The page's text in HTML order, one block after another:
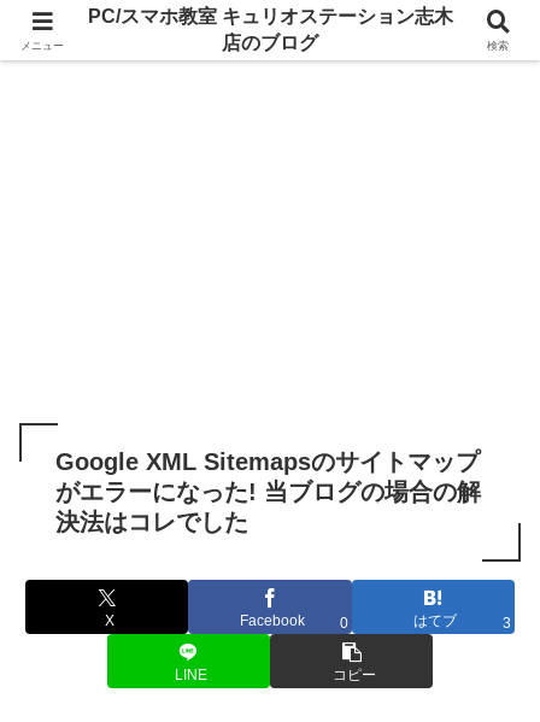
Google XML Sitemapsのサイトマップ
がエラーになった! 当ブログの場合の解
決法はコレでした
X Facebook 0 はてブ 3
LINE コピー
メニュー
PC/スマホ教室 キュリオステーション志木
店のブログ
検索